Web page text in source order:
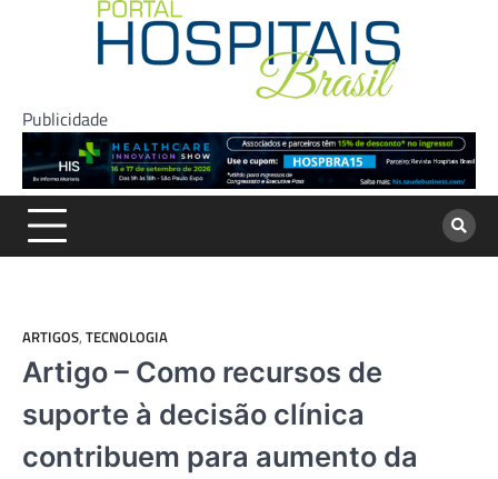
Publicidade
ARTIGOS, TECNOLOGIA
Artigo – Como recursos de
suporte à decisão clínica
contribuem para aumento da